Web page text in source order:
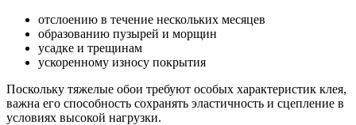
отслоению в течение нескольких месяцев
образованию пузырей и морщин
усадке и трещинам
ускоренному износу покрытия
Поскольку тяжелые обои требуют особых характеристик клея,
важна его способность сохранять эластичность и сцепление в
условиях высокой нагрузки.